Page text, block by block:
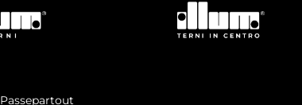
Passepartout